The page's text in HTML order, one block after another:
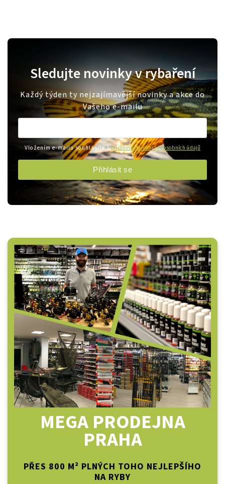
MEGA PRODEJNA
PRAHA
PŘES 800 M² PLNÝCH TOHO NEJLEPŠÍHO
NA RYBY
Sledujte novinky v rybaření
Každý týden ty nejzajímavější novinky a akce do
Vašeho e-mailu
Vložením e-mailu souhlasíte spodmínkami ochrany osobních údajů
Přihlásit se